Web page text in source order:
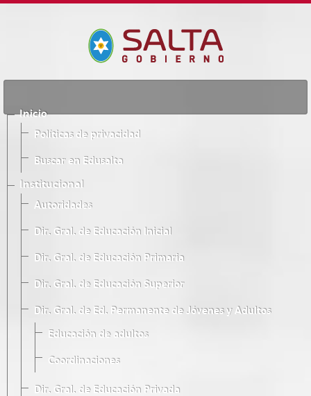
Inicio
Políticas de privacidad
Buscar en Edusalta
Institucional
Autoridades
Dir. Gral. de Educación Inicial
Dir. Gral. de Educación Primaria
Dir. Gral. de Educación Superior
Dir. Gral. de Ed. Permanente de Jóvenes y Adultos
Educación de adultos
Coordinaciones
Dir. Gral. de Educación Privada